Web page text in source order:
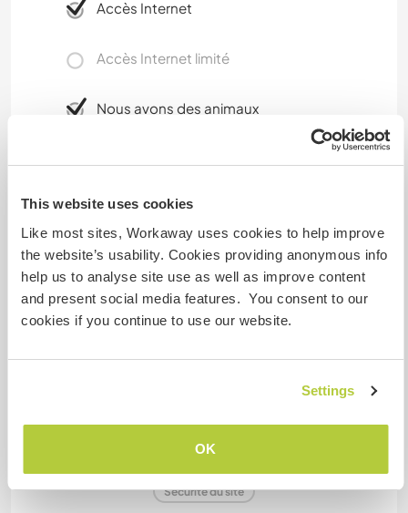
This website uses cookies
Like most sites, Workaway uses cookies to help improve
the website’s usability. Cookies providing anonymous info
help us to analyse site use as well as improve content
and present social media features. You consent to our
cookies if you continue to use our website.
Settings
OK
Accès Internet
Accès Internet limité
Nous avons des animaux
Familles bienvenues
Combien de volontaires
pouvez-vous accueillir ?
Deux
Sécurité du site